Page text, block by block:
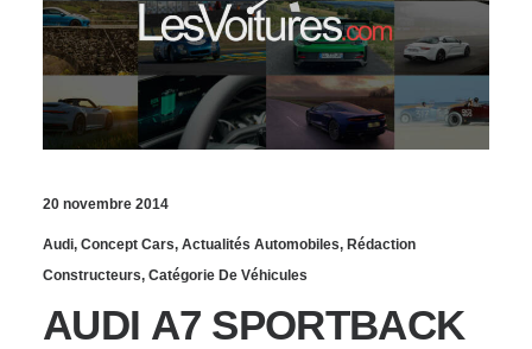
20 novembre 2014
Audi, Concept Cars, Actualités Automobiles, Rédaction
Constructeurs, Catégorie De Véhicules
AUDI A7 SPORTBACK